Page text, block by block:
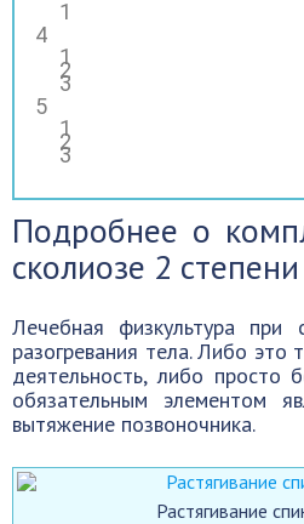
Подробнее о
сколиозе 2 степени
Лечебная физкультура при
разогревания тела. Либо это
деятельность, либо просто
обязательным элементом
вытяжение позвоночника.
Растягивание